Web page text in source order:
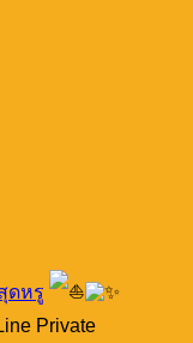
ดหรู
Private